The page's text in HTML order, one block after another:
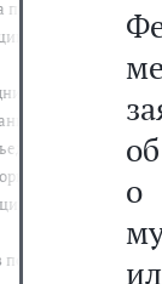
полиции
и
в
о